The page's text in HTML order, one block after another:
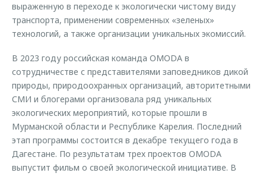
выраженную в переходе к экологически чистому виду
транспорта, применении современных «зеленых»
технологий, а также организации уникальных экомиссий.
В 2023 году российская команда OMODA в
сотрудничестве с представителями заповедников дикой
природы, природоохранных организаций, авторитетными
СМИ и блогерами организовала ряд уникальных
экологических мероприятий, которые прошли в
Мурманской области и Республике Карелия. Последний
этап программы состоится в декабре текущего года в
Дагестане. По результатам трех проектов OMODA
выпустит фильм о своей экологической инициативе. В